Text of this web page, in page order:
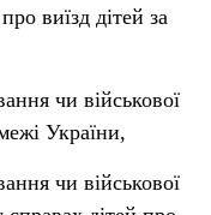
виїзд дітей за
чи військової
України,
чи військової